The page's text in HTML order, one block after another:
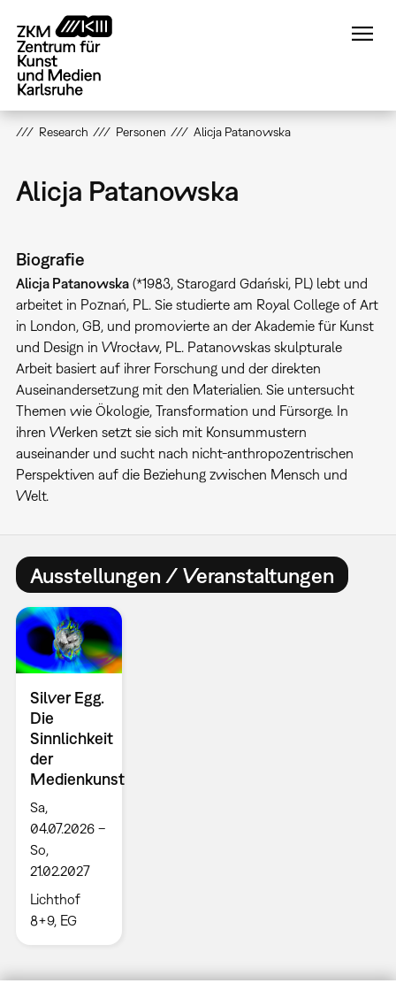
zum
Inhalt
Research Personen Alicja Patanowska
Alicja Patanowska
Biografie
Alicja Patanowska(*1983, Starogard Gdański, PL) lebt und
arbeitet in Poznań, PL. Sie studierte am Royal College of Art
in London, GB, und promovierte an der Akademie für Kunst
und Design in Wrocław, PL. Patanowskas skulpturale
Arbeit basiert auf ihrer Forschung und der direkten
Auseinandersetzung mit den Materialien. Sie untersucht
Themen wie Ökologie, Transformation und Fürsorge. In
ihren Werken setzt sie sich mit Konsummustern
auseinander und sucht nach nicht-anthropozentrischen
Perspektiven auf die Beziehung zwischen Mensch und
Welt.
Ausstellungen / Veranstaltungen
Silver Egg.
Die
Sinnlichkeit
der
Medienkunst
Sa,
04.07.2026 –
So,
21.02.2027
Lichthof
8+9, EG